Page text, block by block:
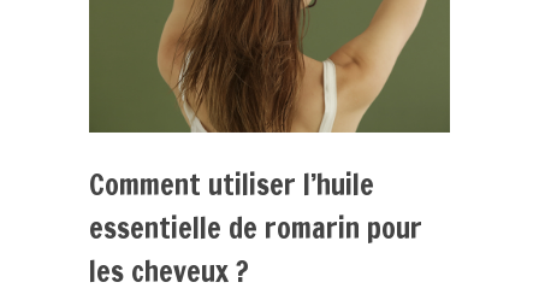
Comment utiliser l’huile
essentielle de romarin pour
les cheveux ?